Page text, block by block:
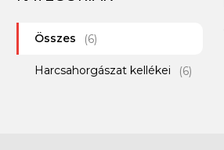
MADCAT (6)
Megabass (101)
Összes (6)
Harcsahorgászat kellékei (6)